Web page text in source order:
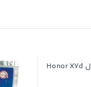
قاب Solid Case مدل Honor X7d